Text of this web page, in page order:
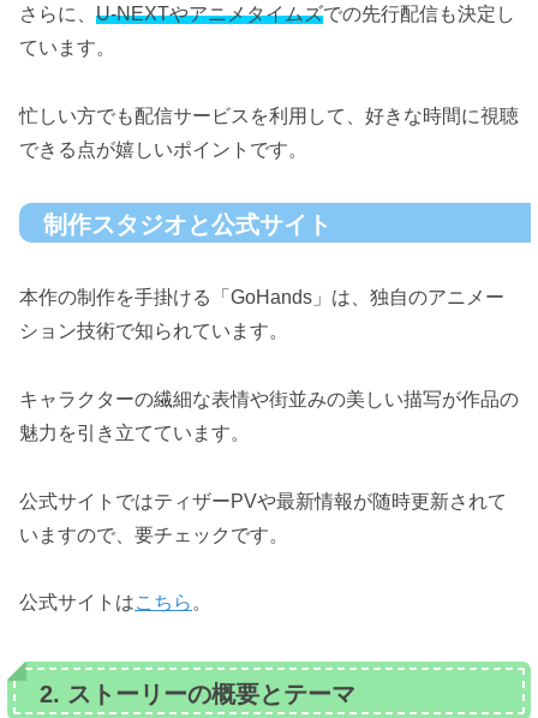
さらに、 U-NEXTやアニメタイムズでの先行配信も決定し
ています。
忙しい方でも配信サービスを利用して、好きな時間に視聴
できる点が嬉しいポイントです。
制作スタジオと公式サイト
本作の制作を手掛ける「GoHands」は、独自のアニメー
ション技術で知られています。
キャラクターの繊細な表情や街並みの美しい描写が作品の
魅力を引き立てています。
公式サイトではティザーPVや最新情報が随時更新されて
いますので、要チェックです。
公式サイトはこちら 。
2. ストーリーの概要とテーマ